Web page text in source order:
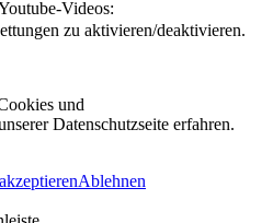
Videos:
zu aktivieren/deaktivieren.
und
Datenschutzseite erfahren.
Ablehnen